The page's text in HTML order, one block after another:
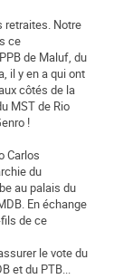
retraites. Notre
ce
de Maluf, du
il y en a qui ont
côtés de la
MST de Rio
!
Carlos
du
au palais du
En échange
de ce
le vote du
et du PTB...